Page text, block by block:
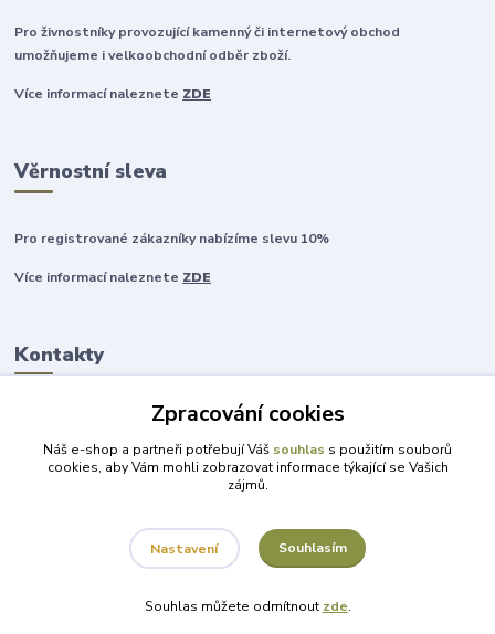
Pro živnostníky provozující kamenný či internetový obchod
umožňujeme i velkoobchodní odběr zboží.
Více informací naleznete ZDE
Věrnostní sleva
Pro registrované zákazníky nabízíme slevu 10%
Více informací naleznete ZDE
Kontakty
+420 777 315 999
obchod@darky-pro-radost.cz
Vytvořeno na Eshop-rychle.cz
Zpracování cookies
Náš e-shop a partneři potřebují Váš souhlas s použitím souborů
cookies, aby Vám mohli zobrazovat informace týkající se Vašich
zájmů.
Nastavení Souhlasím
Souhlas můžete odmítnout zde.